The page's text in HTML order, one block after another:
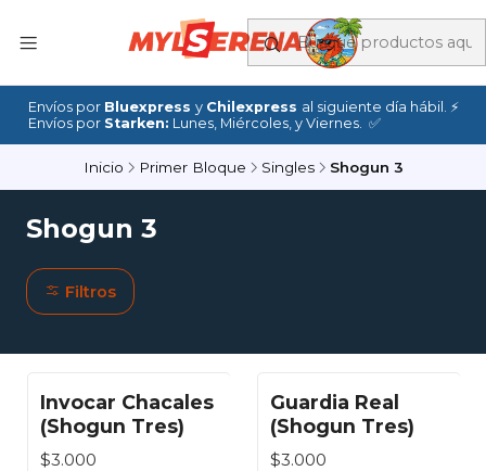
Envíos por Bluexpress y Chilexpress al siguiente día hábil. ⚡
Envíos por Starken: Lunes, Miércoles, y Viernes. ✅
Inicio Primer Bloque Singles Shogun 3
Shogun 3
Filtros
Invocar Chacales
(Shogun Tres)
$3.000
Guardia Real
(Shogun Tres)
$3.000